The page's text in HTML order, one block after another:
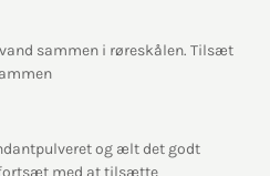
sammen i røreskålen. Tilsæt
og ælt det godt
med at tilsætte